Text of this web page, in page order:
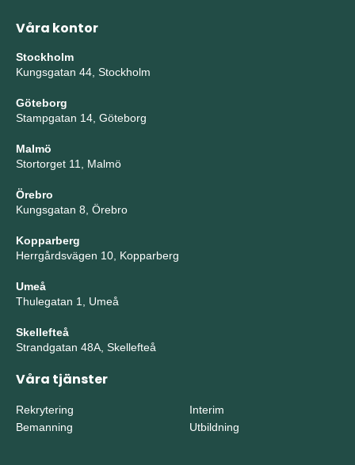
Våra kontor
Stockholm
Kungsgatan 44, Stockholm
Göteborg
Stampgatan 14, Göteborg
Malmö
Stortorget 11, Malmö
Örebro
Kungsgatan 8, Örebro
Kopparberg
Herrgårdsvägen 10, Kopparberg
Umeå
Thulegatan 1, Umeå
Skellefteå
Strandgatan 48A, Skellefteå
Våra tjänster
Rekrytering
Bemanning
Interim
Utbildning